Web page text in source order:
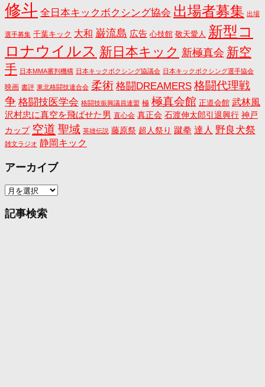
修斗 全日本キックボクシング協会 出場者募集 出場
選手募集 千葉キック 大和 巌流島 広告 心技館 敬天愛人 新型コ
ロナウイルス 新日本キック 新極真会 新空
手 日本MMA審判機構 日本キックボクシング協議会 日本キックボクシング選手協会
映画 書評 東北格闘技連合会 柔術 格闘DREAMERS 格闘代理戦
争 格闘技医学会 格闘技振興議員連盟 極 極真会館 正道会館 武林風
沢村忠に真空を飛ばせた男 直心会 真正会 石渡伸太郎引退興行 神戸
カップ 空道 聖域 英雄伝説 藤原祭 超人祭り 蹴拳 達人 野良犬祭
雑文ラジオ 静岡キック
アーカイブ
ア
カ
記事検索